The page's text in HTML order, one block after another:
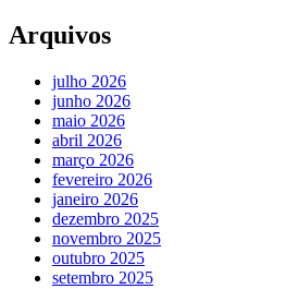
Arquivos
julho 2026
junho 2026
maio 2026
abril 2026
março 2026
fevereiro 2026
janeiro 2026
dezembro 2025
novembro 2025
outubro 2025
setembro 2025